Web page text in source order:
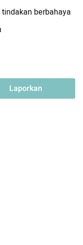
berbahaya
Laporkan